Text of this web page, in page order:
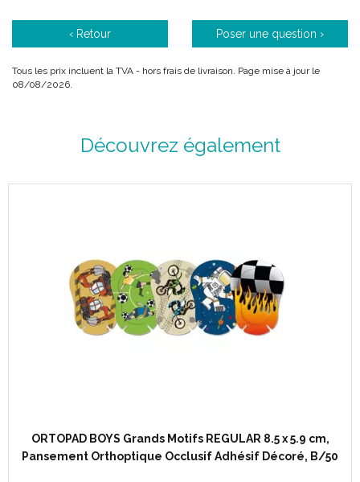
‹ Retour Poser une question ›
Tous les prix incluent la TVA - hors frais de livraison. Page mise à jour le
08/08/2026.
Découvrez également
ORTOPAD BOYS Grands Motifs REGULAR 8.5 x 5.9 cm,
Pansement Orthoptique Occlusif Adhésif Décoré, B/50